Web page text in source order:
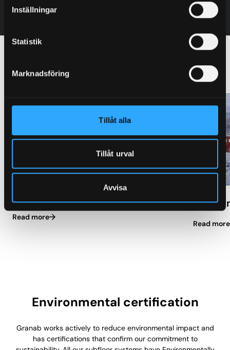
Inställningar
Statistik
Marknadsföring
Tillåt alla
Tillåt urval
Avvisa
Other schools with Granab
Read more
Read more
Environmental certification
Granab works actively to reduce environmental impact and
has certifications that confirm our commitment to